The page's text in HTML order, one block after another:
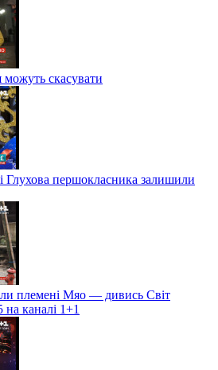
скасувати
Глухова першокласника залишили
племені Мяо — дивись Світ
каналі 1+1